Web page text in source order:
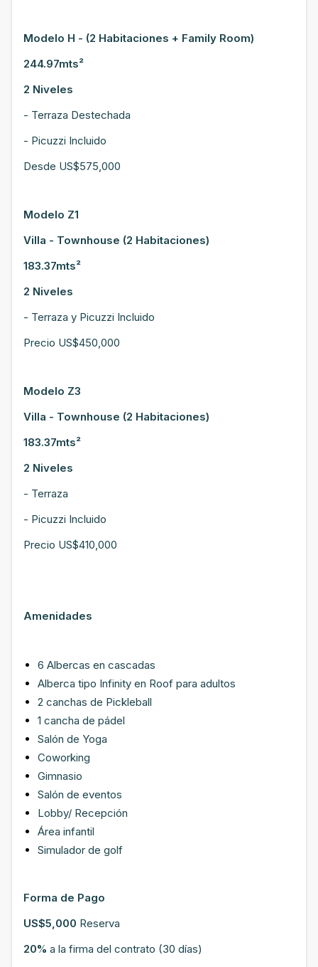
Modelo H - (2 Habitaciones + Family Room)
244.97mts²
2 Niveles
- Terraza Destechada
- Picuzzi Incluido
Desde US$575,000
Modelo Z1
Villa - Townhouse (2 Habitaciones)
183.37mts²
2 Niveles
- Terraza y Picuzzi Incluido
Precio US$450,000
Modelo Z3
Villa - Townhouse (2 Habitaciones)
183.37mts²
2 Niveles
- Terraza
- Picuzzi Incluido
Precio US$410,000
Amenidades
6 Albercas en cascadas
Alberca tipo Infinity en Roof para adultos
2 canchas de Pickleball
1 cancha de pádel
Salón de Yoga
Coworking
Gimnasio
Salón de eventos
Lobby/ Recepción
Área infantil
Simulador de golf
Forma de Pago
US$5,000 Reserva
20% a la firma del contrato (30 días)